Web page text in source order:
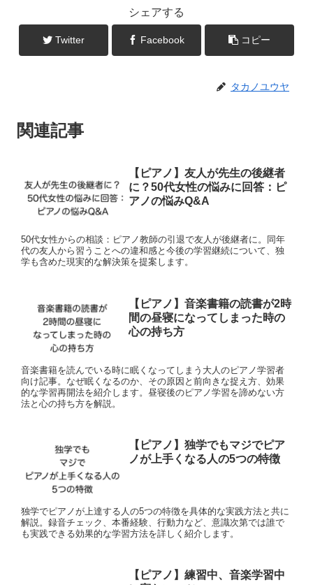
シェアする
Twitter Facebook コピー
タカノユウヤ
関連記事
【ピアノ】友人が先生の後継者
に？50代女性の悩みに回答：ピ
アノの悩みQ&A
50代女性からの相談：ピアノ教師の引退で友人が後継者に。同年
代の友人から習うことへの違和感と今後の学習継続について、独
学も含めた現実的な解決策を提案します。
【ピアノ】音楽書籍の読書が2時
間の昼寝になってしまった時の
心の持ち方
音楽書籍を読んでいる時に眠くなってしまう大人のピアノ学習者
向け記事。なぜ眠くなるのか、その原因と前向きな捉え方、効果
的な学習再開法を紹介します。昼寝後のピアノ学習を諦めない方
法と心の持ち方を解説。
【ピアノ】独学でもマジでピア
ノが上手くなる人の5つの特徴
独学でピアノが上達する人の5つの特徴を具体的な実践方法と共に
解説。録音チェック、本番経験、行動力など、意識次第では誰で
も実践できる効果的な学習方法を詳しく紹介します。
【ピアノ】練習中、音楽学習中